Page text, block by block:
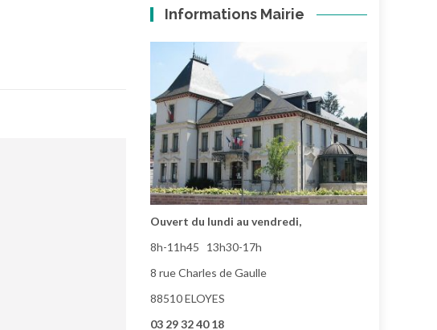
Informations Mairie
Ouvert du lundi au vendredi,
8h-11h45 13h30-17h
8 rue Charles de Gaulle
88510 ELOYES
03 29 32 40 18